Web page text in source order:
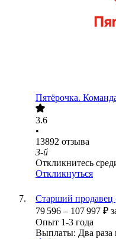
Пятёрочка.
3.6
•
13892 отзыва
3-й
Откликнитесь
Откликнуться
Старший продавец
79 596 – 107 997 ₽
Опыт 1-3 года
Выплаты: Два раза